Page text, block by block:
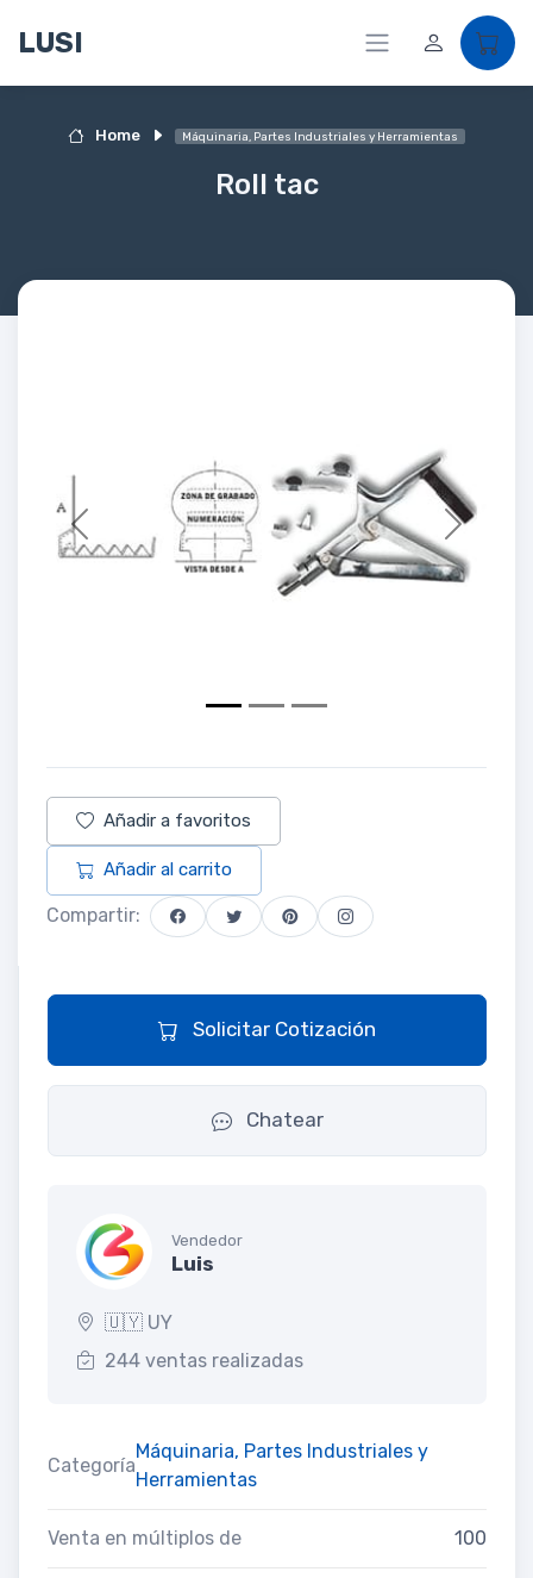
LUSI
Home Máquinaria, Partes Industriales y Herramientas
Roll tac
Previous Next
Añadir a favoritos
Añadir al carrito
Compartir:
Solicitar Cotización
Chatear
Vendedor
Luis
🇺🇾 UY
244 ventas realizadas
Categoría
Máquinaria, Partes Industriales y
Herramientas
Venta en múltiplos de 100